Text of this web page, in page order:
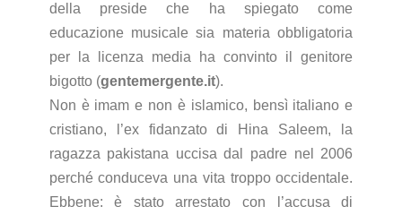
della preside che ha spiegato come
educazione musicale sia materia obbligatoria
per la licenza media ha convinto il genitore
bigotto (gentemergente.it).
Non è imam e non è islamico, bensì italiano e
cristiano, l’ex fidanzato di Hina Saleem, la
ragazza pakistana uccisa dal padre nel 2006
perché conduceva una vita troppo occidentale.
Ebbene: è stato arrestato con l’accusa di